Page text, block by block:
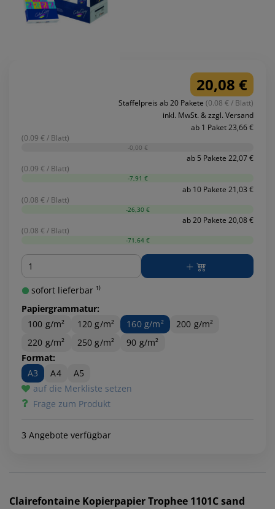
20,08 €
Staffelpreis ab 20 Pakete (0.08 € / Blatt)
inkl. MwSt. & zzgl. Versand
ab 1 Paket 23,66 €
(0.09 € / Blatt)
-0,00 €
ab 5 Pakete 22,07 €
(0.09 € / Blatt)
-7,91 €
ab 10 Pakete 21,03 €
(0.08 € / Blatt)
-26,30 €
ab 20 Pakete 20,08 €
(0.08 € / Blatt)
-71,64 €
Menge
sofort lieferbar ¹⁾
Papiergrammatur:
100 g/m²
120 g/m² 160 g/m²
200 g/m²
220 g/m²
250 g/m²
90 g/m²
Format:
A3
A4
A5
auf die Merkliste setzen
Frage zum Produkt
3 Angebote verfügbar
Clairefontaine Kopierpapier Trophee 1101C sand